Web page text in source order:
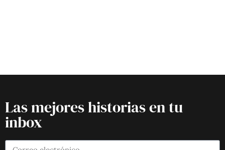
Las mejores historias en tu
inbox